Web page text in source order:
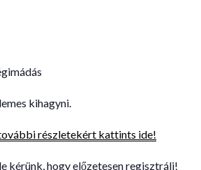
kihagyni.
részletekért kattints ide!
kérünk, hogy előzetesen regisztrálj!